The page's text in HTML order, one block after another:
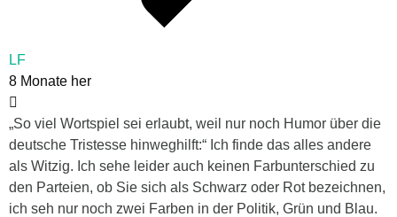
LF
8 Monate her
„So viel Wortspiel sei erlaubt, weil nur noch Humor über die
deutsche Tristesse hinweghilft:“ Ich finde das alles andere
als Witzig. Ich sehe leider auch keinen Farbunterschied zu
den Parteien, ob Sie sich als Schwarz oder Rot bezeichnen,
ich seh nur noch zwei Farben in der Politik, Grün und Blau.